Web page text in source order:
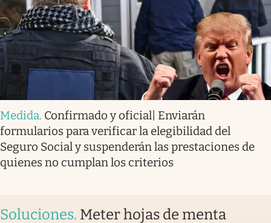
Medida. Confirmado y oficial| Enviarán
formularios para verificar la elegibilidad del
Seguro Social y suspenderán las prestaciones de
quienes no cumplan los criterios
Soluciones. Meter hojas de menta